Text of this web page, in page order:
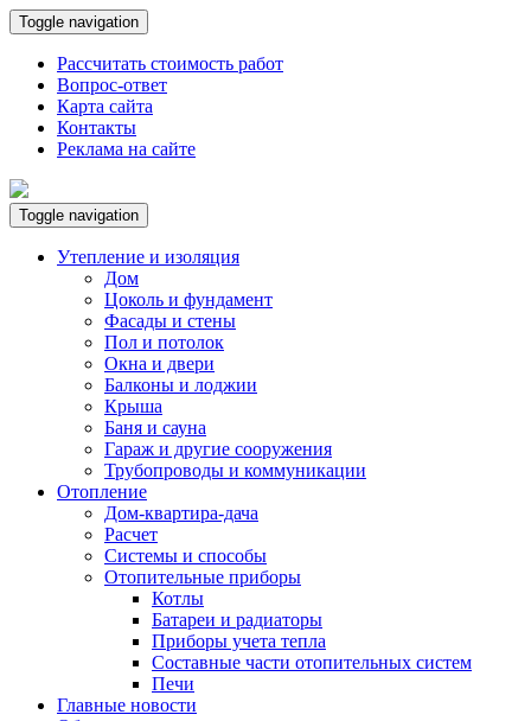
Toggle navigation
Рассчитать стоимость работ
Вопрос-ответ
Карта сайта
Контакты
Реклама на сайте
Toggle navigation
Утепление и изоляция
Дом
Цоколь и фундамент
Фасады и стены
Пол и потолок
Окна и двери
Балконы и лоджии
Крыша
Баня и сауна
Гараж и другие сооружения
Трубопроводы и коммуникации
Отопление
Дом-квартира-дача
Расчет
Системы и способы
Отопительные приборы
Котлы
Батареи и радиаторы
Приборы учета тепла
Составные части отопительных систем
Печи
Главные новости